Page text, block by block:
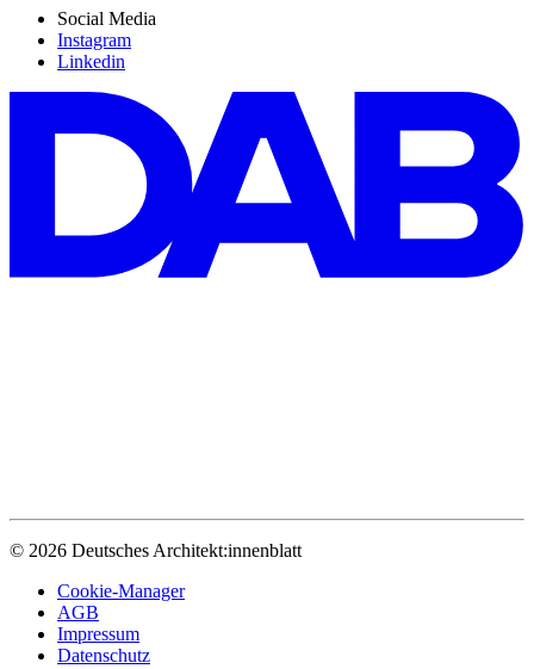
Social Media
Instagram
Linkedin
© 2026 Deutsches Architekt:innenblatt
Cookie-Manager
AGB
Impressum
Datenschutz